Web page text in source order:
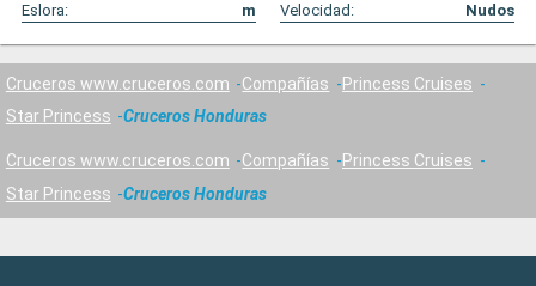
Eslora:
m Velocidad: Nudos
Cruceros www.cruceros.com Compañías
Princess Cruises
Star Princess
Cruceros Honduras
Cruceros www.cruceros.com Compañías
Princess Cruises
Star Princess
Cruceros Honduras